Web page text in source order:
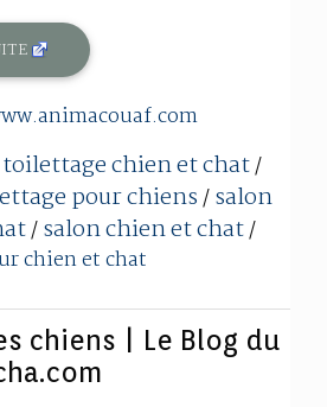
toilettage chien et chat/
pour chiens/salon
/salon chien et chat/
chien et chat
chiens | Le Blog du